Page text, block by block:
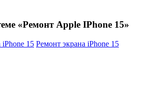
«Ремонт Apple IPhone 15»
iPhone 15 Ремонт экрана iPhone 15